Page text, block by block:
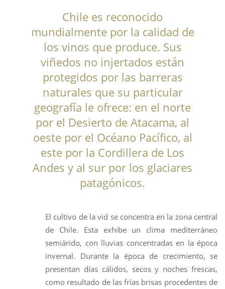
Chile es reconocido
mundialmente por la calidad de
los vinos que produce. Sus
viñedos no injertados están
protegidos por las barreras
naturales que su particular
geografía le ofrece: en el norte
por el Desierto de Atacama, al
oeste por el Océano Pacífico, al
este por la Cordillera de Los
Andes y al sur por los glaciares
patagónicos.
El cultivo de la vid se concentra en la zona central
de Chile. Esta exhibe un clima mediterráneo
semiárido, con lluvias concentradas en la época
invernal. Durante la época de crecimiento, se
presentan días cálidos, secos y noches frescas,
como resultado de las frías brisas procedentes de